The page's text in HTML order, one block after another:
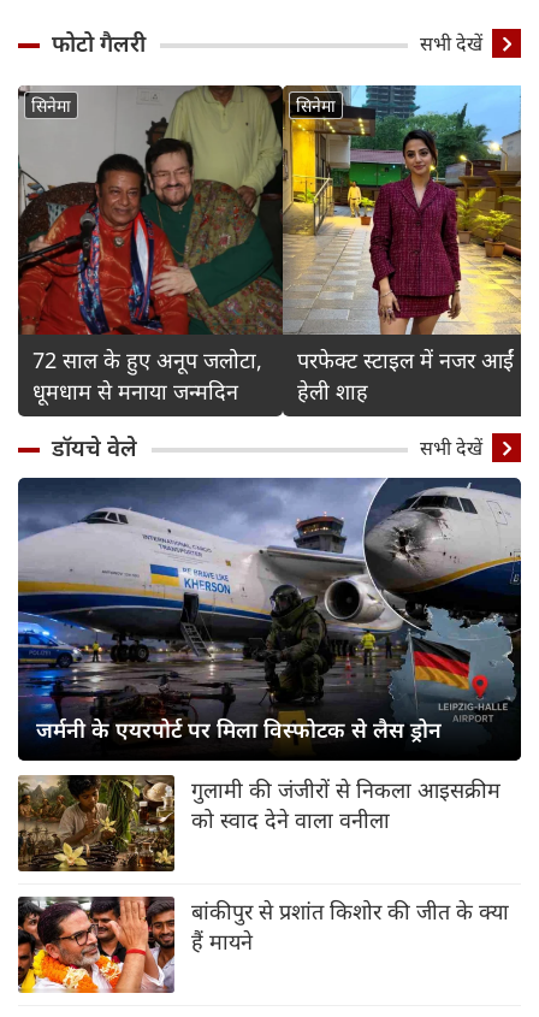
फोटो गैलरी सभी देखेंDetail
सिनेमा
72 साल के हुए अनूप जलोटा,
धूमधाम से मनाया जन्मदिन
सिनेमा
परफेक्ट स्टाइल में नजर आईं
हेली शाह
डॉयचे वेले सभी देखें
जर्मनी के एयरपोर्ट पर मिला विस्फोटक से लैस ड्रोन
गुलामी की जंजीरों से निकला आइसक्रीम
को स्वाद देने वाला वनीला
बांकीपुर से प्रशांत किशोर की जीत के क्या
हैं मायने